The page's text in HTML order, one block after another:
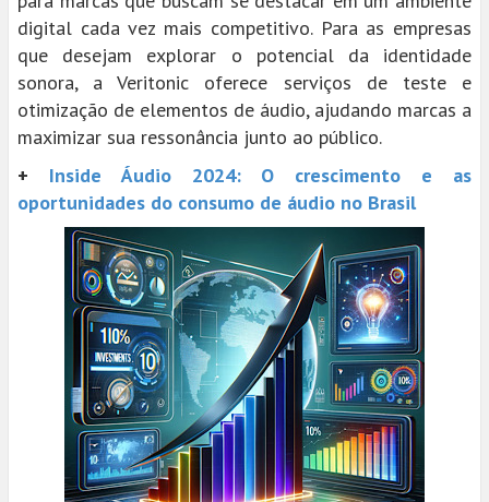
digital cada vez mais competitivo. Para as empresas
que desejam explorar o potencial da identidade
sonora, a Veritonic oferece serviços de teste e
otimização de elementos de áudio, ajudando marcas a
maximizar sua ressonância junto ao público.
+ Inside Áudio 2024: O crescimento e as
oportunidades do consumo de áudio no Brasil